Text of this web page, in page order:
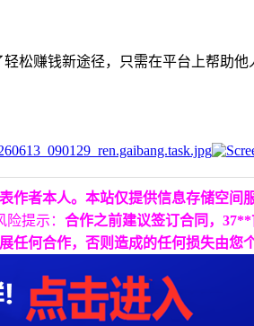
松赚钱新途径，只需在平台上帮助
作者本人。本站仅提供信息存储空
险提示： 合作之前建议签订合同，
何合作，否则造成的任何损失由您